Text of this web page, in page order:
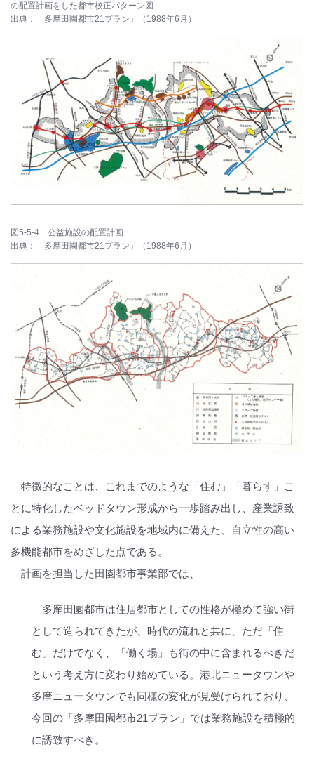
の配置計画をした都市校正パターン図
出典：「多摩田園都市21プラン」（1988年6月）
図5-5-4 公益施設の配置計画
出典：「多摩田園都市21プラン」（1988年6月）
特徴的なことは、これまでのような「住む」「暮らす」こ
とに特化したベッドタウン形成から一歩踏み出し、産業誘致
による業務施設や文化施設を地域内に備えた、自立性の高い
多機能都市をめざした点である。
計画を担当した田園都市事業部では、
多摩田園都市は住居都市としての性格が極めて強い街
として造られてきたが、時代の流れと共に、ただ「住
む」だけでなく、「働く場」も街の中に含まれるべきだ
という考え方に変わり始めている。港北ニュータウンや
多摩ニュータウンでも同様の変化が見受けられており、
今回の「多摩田園都市21プラン」では業務施設を積極的
に誘致すべき。